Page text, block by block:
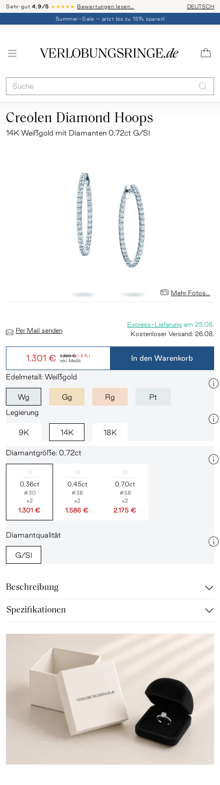
Sehr gut4,9/5 ★★★★★ Bewertungen lesen… Telefon-
DEUTSCH
Summer-Sale – jetzt bis zu 15% sparen!
Creolen Diamond Hoops
14K Weißgold mit Diamanten 0,72ct G/SI
Mehr Fotos...
1.369 €(-5 %)
1.301 € inkl. MwSt.
Express-Lieferung am 25.08.
Kostenloser Versand: 26.08.
Per Mail senden
In den Warenkorb
Edelmetall: Weißgold
Wg Gg Rg
Pt
Legierung
9K 14K 18K
Diamantgröße: 0,72ct
0,36ct
#30
x2
1.301 €
0,45ct
#38
x2
1.586 €
0,70ct
#58
x2
2.175 €
Diamantqualität
G/SI
Beschreibung
Spezifikationen